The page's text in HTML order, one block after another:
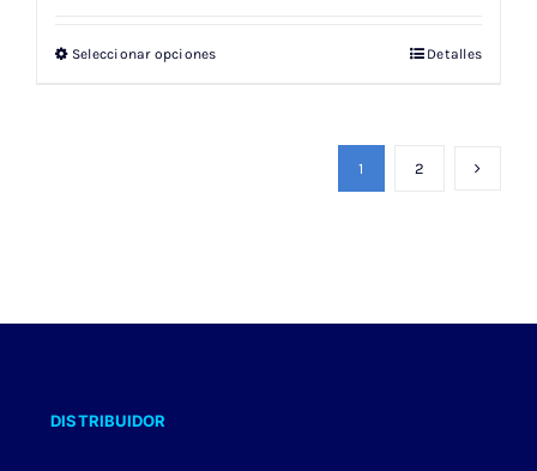
era:
es:
Seleccionar opcionesEste
pueden
Detalles
1 2
DISTRIBUIDOR